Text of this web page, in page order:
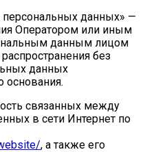
персональных данных» —
Оператором или иным
данным лицом
без
данных
основания.
связанных между
в сети Интернет по
, а также его